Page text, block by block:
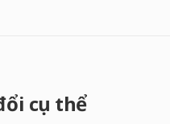
cụ thể